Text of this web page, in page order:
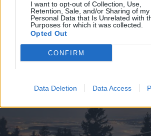
I want to opt-out of Collection, Use,
Retention, Sale, and/or Sharing of my
Personal Data that Is Unrelated with
Purposes for which it was collected.
Opted Out
CONFIRM
Data Deletion Data Access